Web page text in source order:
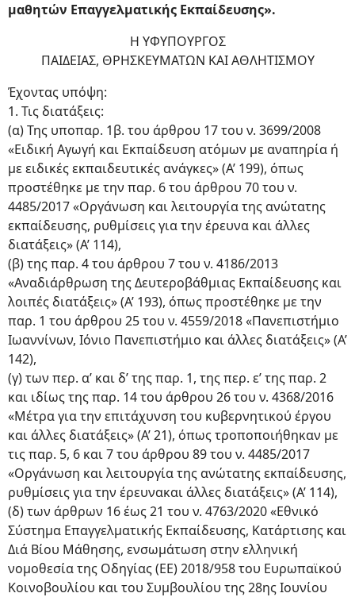
μαθητών Επαγγελματικής Εκπαίδευσης».
Η ΥΦΥΠΟΥΡΓΟΣ
ΠΑΙΔΕΙΑΣ, ΘΡΗΣΚΕΥΜΑΤΩΝ ΚΑΙ ΑΘΛΗΤΙΣΜΟΥ
Έχοντας υπόψη:
1. Τις διατάξεις:
(α) Της υποπαρ. 1β. του άρθρου 17 του ν. 3699/2008
«Ειδική Αγωγή και Εκπαίδευση ατόμων με αναπηρία ή
με ειδικές εκπαιδευτικές ανάγκες» (Α’ 199), όπως
προστέθηκε με την παρ. 6 του άρθρου 70 του ν.
4485/2017 «Οργάνωση και λειτουργία της ανώτατης
εκπαίδευσης, ρυθμίσεις για την έρευνα και άλλες
διατάξεις» (Α’ 114),
(β) της παρ. 4 του άρθρου 7 του ν. 4186/2013
«Αναδιάρθρωση της Δευτεροβάθμιας Εκπαίδευσης και
λοιπές διατάξεις» (Α’ 193), όπως προστέθηκε με την
παρ. 1 του άρθρου 25 του ν. 4559/2018 «Πανεπιστήμιο
Ιωαννίνων, Ιόνιο Πανεπιστήμιο και άλλες διατάξεις» (Α’
142),
(γ) των περ. α’ και δ’ της παρ. 1, της περ. ε’ της παρ. 2
και ιδίως της παρ. 14 του άρθρου 26 του ν. 4368/2016
«Μέτρα για την επιτάχυνση του κυβερνητικού έργου
και άλλες διατάξεις» (Α’ 21), όπως τροποποιήθηκαν με
τις παρ. 5, 6 και 7 του άρθρου 89 του ν. 4485/2017
«Οργάνωση και λειτουργία της ανώτατης εκπαίδευσης,
ρυθμίσεις για την έρευνακαι άλλες διατάξεις» (Α’ 114),
(δ) των άρθρων 16 έως 21 του ν. 4763/2020 «Εθνικό
Σύστημα Επαγγελματικής Εκπαίδευσης, Κατάρτισης και
Διά Βίου Μάθησης, ενσωμάτωση στην ελληνική
νομοθεσία της Οδηγίας (ΕΕ) 2018/958 του Ευρωπαϊκού
Κοινοβουλίου και του Συμβουλίου της 28ης Ιουνίου